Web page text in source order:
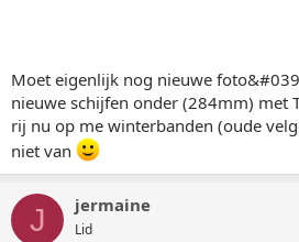
Moet eigenlijk nog nieuwe
nieuwe schijfen onder (284mm) met
rij nu op me winterbanden (oude
niet van
J jermaine
Lid